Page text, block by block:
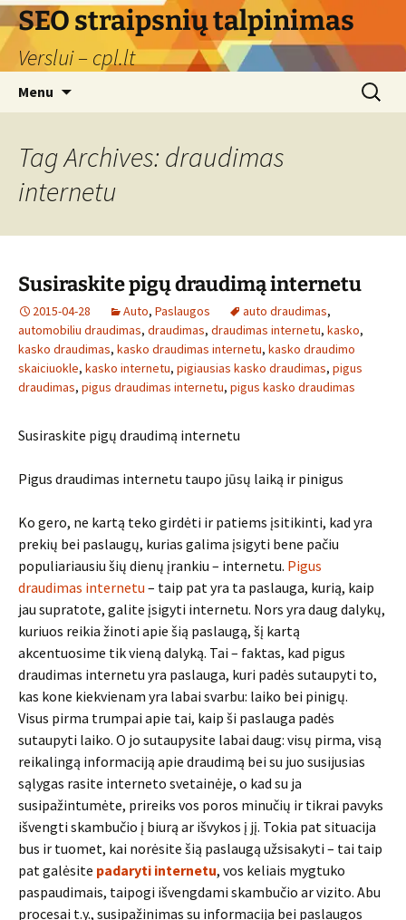
Skip
to
content
SEO straipsnių talpinimas
Verslui – cpl.lt
Menu
Search
for:
Tag Archives: draudimas
internetu
Susiraskite pigų draudimą internetu
2015-04-28 Auto, Paslaugos auto draudimas,
automobiliu draudimas, draudimas, draudimas internetu, kasko,
kasko draudimas, kasko draudimas internetu, kasko draudimo
skaiciuokle, kasko internetu, pigiausias kasko draudimas, pigus
draudimas, pigus draudimas internetu, pigus kasko draudimas
Susiraskite pigų draudimą internetu
Pigus draudimas internetu taupo jūsų laiką ir pinigus
Ko gero, ne kartą teko girdėti ir patiems įsitikinti, kad yra
prekių bei paslaugų, kurias galima įsigyti bene pačiu
populiariausiu šių dienų įrankiu – internetu. Pigus
draudimas internetu – taip pat yra ta paslauga, kurią, kaip
jau supratote, galite įsigyti internetu. Nors yra daug dalykų,
kuriuos reikia žinoti apie šią paslaugą, šį kartą
akcentuosime tik vieną dalyką. Tai – faktas, kad pigus
draudimas internetu yra paslauga, kuri padės sutaupyti to,
kas kone kiekvienam yra labai svarbu: laiko bei pinigų.
Visus pirma trumpai apie tai, kaip ši paslauga padės
sutaupyti laiko. O jo sutaupysite labai daug: visų pirma, visą
reikalingą informaciją apie draudimą bei su juo susijusias
sąlygas rasite interneto svetainėje, o kad su ja
susipažintumėte, prireiks vos poros minučių ir tikrai pavyks
išvengti skambučio į biurą ar išvykos į jį. Tokia pat situacija
bus ir tuomet, kai norėsite šią paslaugą užsisakyti – tai taip
pat galėsite padaryti internetu, vos keliais mygtuko
paspaudimais, taipogi išvengdami skambučio ar vizito. Abu
procesai t.y., susipažinimas su informacija bei paslaugos